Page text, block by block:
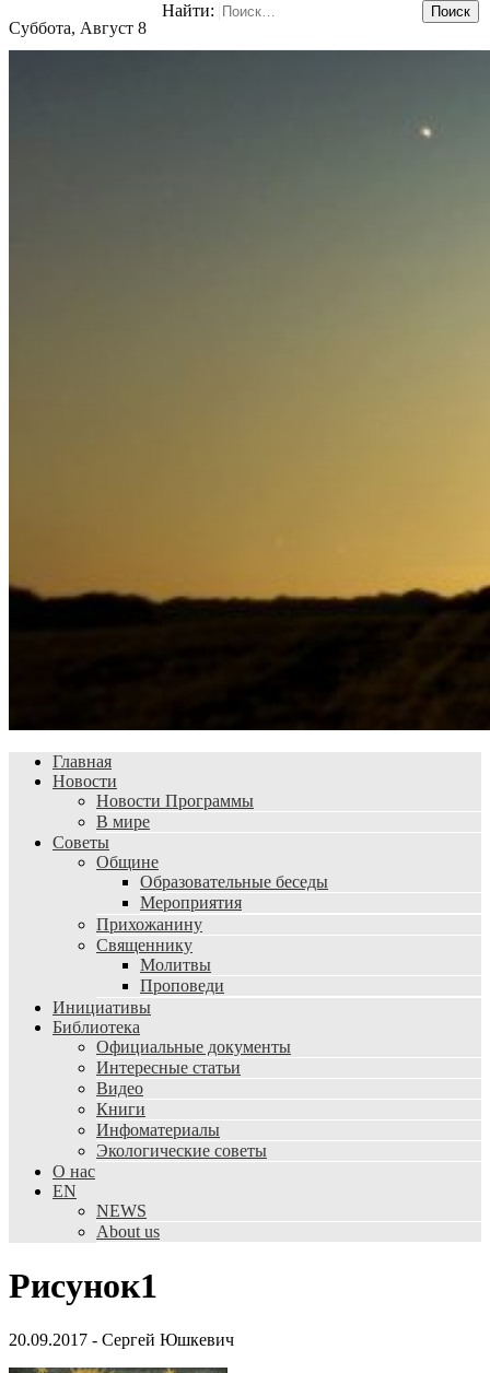
Суббота, Август 8
Найти:
Главная
Новости
Новости Программы
В мире
Советы
Общине
Образовательные беседы
Мероприятия
Прихожанину
Священнику
Молитвы
Проповеди
Инициативы
Библиотека
Официальные документы
Интересные статьи
Видео
Книги
Инфоматериалы
Экологические советы
О нас
EN
NEWS
About us
Рисунок1
20.09.2017 - Сергей Юшкевич